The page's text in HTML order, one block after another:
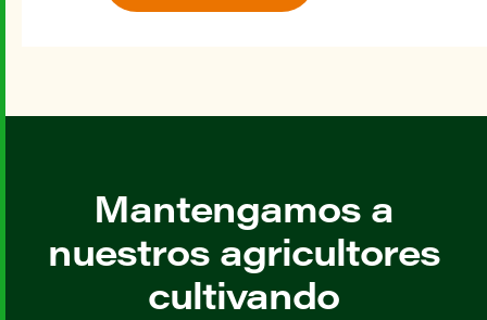
Mantengamos a
nuestros agricultores
cultivando